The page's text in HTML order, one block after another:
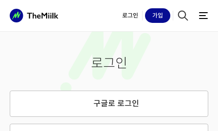
로그인 가입
로그인
구글로 로그인